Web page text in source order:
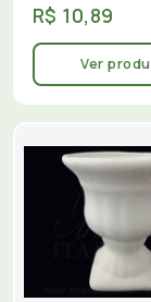
R$ 10,89
Ver